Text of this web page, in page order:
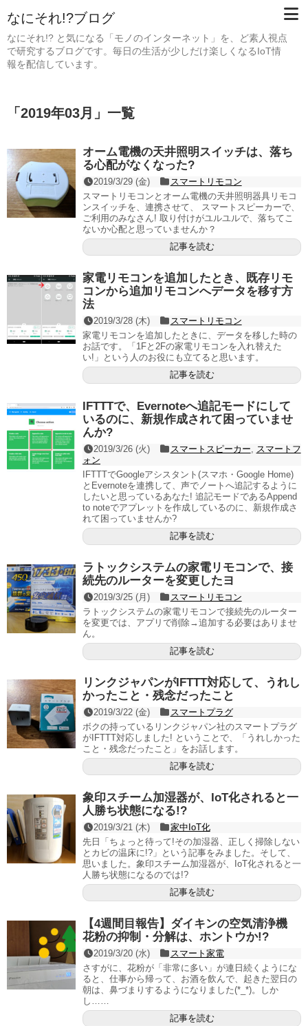
なにそれ!?ブログ
なにそれ!? と気になる「モノのインターネット」を、ど素人視点
で研究するブログです。毎日の生活が少しだけ楽しくなるIoT情
報を配信しています。
「 2019年03月 」 一覧
オーム電機の天井照明スイッチは、落ち
る心配がなくなった?
2019/3/29 (金)
スマートリモコン
スマートリモコンとオーム電機の天井照明器具リモコ
ンスイッチを、連携させて、 スマートスピーカーで、
ご利用のみなさん! 取り付けがユルユルで、落ちてこ
ないか心配と思っていませんか？
記事を読む
家電リモコンを追加したとき、既存リモ
コンから追加リモコンへデータを移す方
法
2019/3/28 (木)
スマートリモコン
家電リモコンを追加したときに、データを移した時の
お話です。「1Fと2Fの家電リモコンを入れ替えた
い!」という人のお役にも立てると思います。
記事を読む
IFTTTで、Evernoteへ追記モードにして
いるのに、新規作成されて困っていませ
んか?
2019/3/26 (火) スマートスピーカー
スマートフ
ォン
IFTTTでGoogleアシスタント(スマホ・Google Home)
とEvernoteを連携して、声でノートへ追記するように
したいと思っているあなた! 追記モードであるAppend
to noteでアプレットを作成しているのに、新規作成さ
れて困っていませんか?
記事を読む
ラトックシステムの家電リモコンで、接
続先のルーターを変更したヨ
2019/3/25 (月)
スマートリモコン
ラトックシステムの家電リモコンで接続先のルーター
を変更では、アプリで削除→追加する必要はありませ
ん。
記事を読む
リンクジャパンがIFTTT対応して、うれし
かったこと・残念だったこと
2019/3/22 (金)
スマートプラグ
ボクの持っているリンクジャパン社のスマートプラグ
がIFTTT対応しました! ということで、「うれしかった
こと・残念だったこと」をお話します。
記事を読む
象印スチーム加湿器が、IoT化されると一
人勝ち状態になる!?
2019/3/21 (木)
家中IoT化
先日「ちょっと待って!その加湿器、正しく掃除しない
とカビの温床に!?」という記事をみました。そして、
思いました。象印スチーム加湿器が、IoT化されると一
人勝ち状態になるのでは!?
記事を読む
【4週間目報告】ダイキンの空気清浄機
花粉の抑制・分解は、ホントウか!?
2019/3/20 (水)
スマート家電
さすがに、花粉が「非常に多い」が連日続くようにな
ると、仕事から帰って、お酒を飲んで、起きた翌日の
朝は、鼻づまりするようになりました(*_*)。しか
し……
記事を読む